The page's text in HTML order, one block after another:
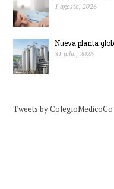
1 agosto, 2026
Nueva planta
31 julio, 2026
Tweets by ColegioMedicoCo